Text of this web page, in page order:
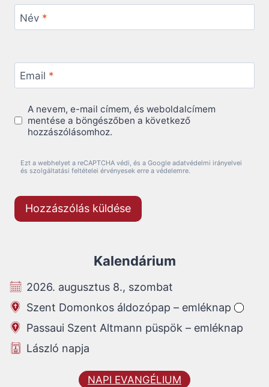
Név *
Email *
A nevem, e-mail címem, és weboldalcímem
mentése a böngészőben a következő
hozzászólásomhoz.
Ezt a webhelyet a reCAPTCHA védi, és a Google adatvédelmi irányelvei
és szolgáltatási feltételei érvényesek erre a védelemre.
Kalendárium
2026. augusztus 8., szombat
Szent Domonkos áldozópap – emléknap
Passaui Szent Altmann püspök – emléknap
László napja
NAPI EVANGÉLIUM